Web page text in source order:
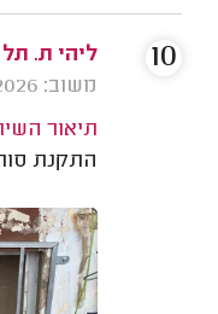
ליהי ת.
משוב: 26/07/2026
תיאור
התקנת
10